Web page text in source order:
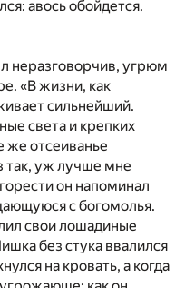
авось обойдется.
неразговорчив, угрюм
«В жизни, как
сильнейший.
света и крепких
же отсеиванье
так, уж лучше мне
он напоминал
с богомолья.
свои лошадиные
без стука ввалился
на кровать, а когда